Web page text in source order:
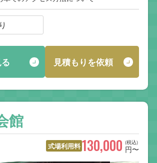
見積もりを依頼
館
式場利用料 (税込)
130,000 円〜